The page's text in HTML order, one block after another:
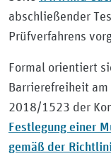
abschließender
Prüfverfahrens
Formal orientiert
Barrierefreiheit
2018/1523 der
Festlegung einer
gemäß der